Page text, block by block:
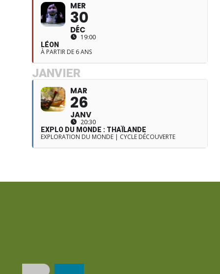
MER
30
DÉC
19:00
LÉON
À PARTIR DE 6 ANS
JANVIER
MAR
26
JANV
20:30
EXPLO DU MONDE : THAÏLANDE
EXPLORATION DU MONDE | CYCLE DÉCOUVERTE